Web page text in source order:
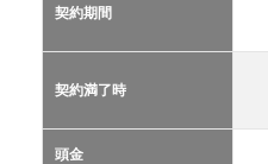
TOP
2.1
ブス
クリ
契約期間
契約満了時
頭金